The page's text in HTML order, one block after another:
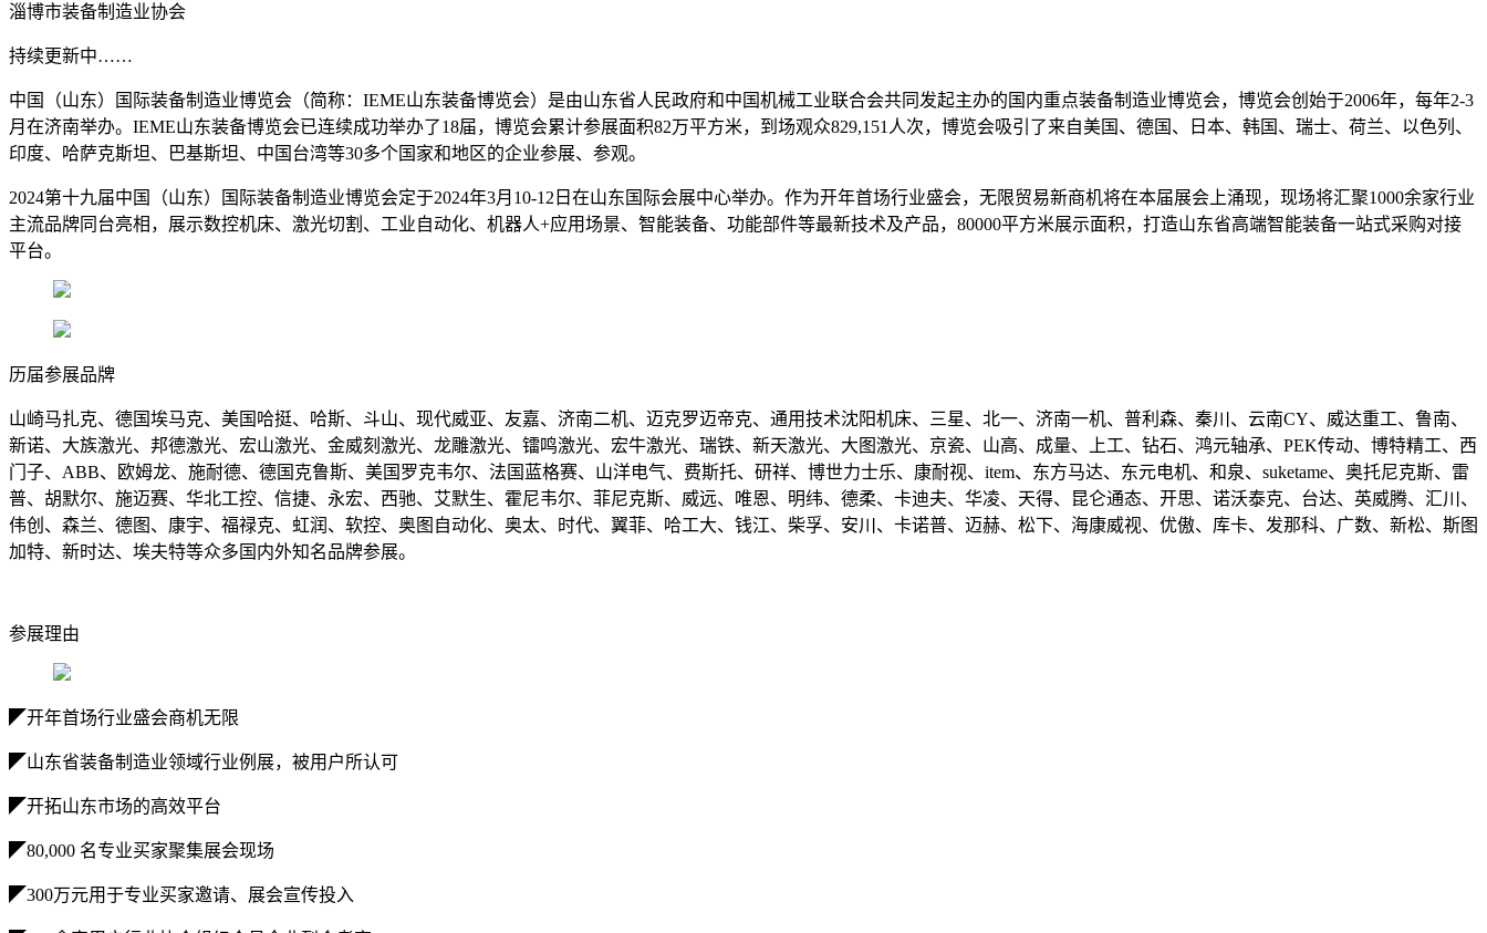
淄博市装备制造业协会
持续更新中……
中国（山东）国际装备制造业博览会（简称：IEME山东装备博览会）是由山东省人民政府和中国机械工业联合会共同发起主办的国内重点装备制造业博览会，博览会创始于2006年，每年2-3
月在济南举办。IEME山东装备博览会已连续成功举办了18届，博览会累计参展面积82万平方米，到场观众829,151人次，博览会吸引了来自美国、德国、日本、韩国、瑞士、荷兰、以色列、
印度、哈萨克斯坦、巴基斯坦、中国台湾等30多个国家和地区的企业参展、参观。
2024第十九届中国（山东）国际装备制造业博览会定于2024年3月10-12日在山东国际会展中心举办。作为开年首场行业盛会，无限贸易新商机将在本届展会上涌现，现场将汇聚1000余家行业
主流品牌同台亮相，展示数控机床、激光切割、工业自动化、机器人+应用场景、智能装备、功能部件等最新技术及产品，80000平方米展示面积，打造山东省高端智能装备一站式采购对接
平台。
历届参展品牌
山崎马扎克、德国埃马克、美国哈挺、哈斯、斗山、现代威亚、友嘉、济南二机、迈克罗迈帝克、通用技术沈阳机床、三星、北一、济南一机、普利森、秦川、云南CY、威达重工、鲁南、
新诺、大族激光、邦德激光、宏山激光、金威刻激光、龙雕激光、镭鸣激光、宏牛激光、瑞铁、新天激光、大图激光、京瓷、山高、成量、上工、钻石、鸿元轴承、PEK传动、博特精工、西
门子、ABB、欧姆龙、施耐德、德国克鲁斯、美国罗克韦尔、法国蓝格赛、山洋电气、费斯托、研祥、博世力士乐、康耐视、item、东方马达、东元电机、和泉、suketame、奥托尼克斯、雷
普、胡默尔、施迈赛、华北工控、信捷、永宏、西驰、艾默生、霍尼韦尔、菲尼克斯、威远、唯恩、明纬、德柔、卡迪夫、华凌、天得、昆仑通态、开思、诺沃泰克、台达、英威腾、汇川、
伟创、森兰、德图、康宇、福禄克、虹润、软控、奥图自动化、奥太、时代、翼菲、哈工大、钱江、柴孚、安川、卡诺普、迈赫、松下、海康威视、优傲、库卡、发那科、广数、新松、斯图
加特、新时达、埃夫特等众多国内外知名品牌参展。
参展理由
◤开年首场行业盛会商机无限
◤山东省装备制造业领域行业例展，被用户所认可
◤开拓山东市场的高效平台
◤80,000 名专业买家聚集展会现场
◤300万元用于专业买家邀请、展会宣传投入